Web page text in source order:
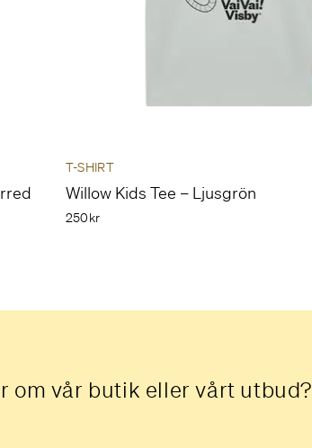
T-SHIRT
Willow Kids Tee – Ljusgrön
250kr
om vår butik eller vårt utbud?